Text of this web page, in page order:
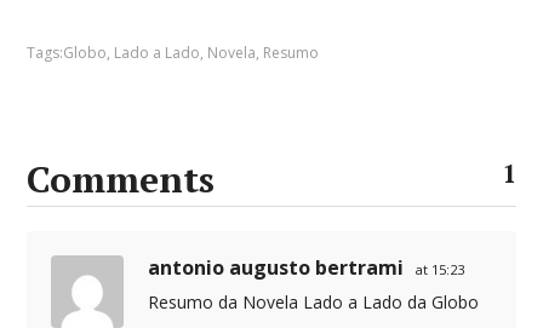
Tags:Globo, Lado a Lado, Novela, Resumo
Comments 1
antonio augusto bertrami at 15:23
Resumo da Novela Lado a Lado da Globo